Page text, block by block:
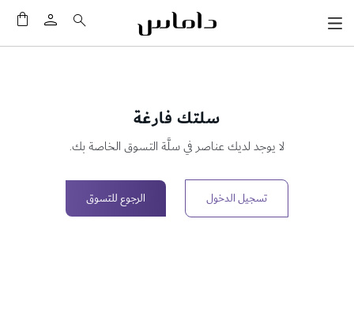
سلتك فارغة
لا يوجد لديك عناصر في سلَّة التسوق الخاصة بك.
تسجيل الدخول الرجوع للتسوق